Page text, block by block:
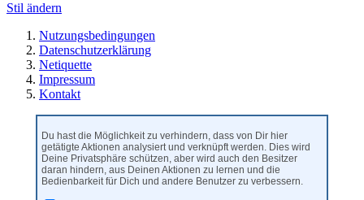
Stil ändern
Nutzungsbedingungen
Datenschutzerklärung
Netiquette
Impressum
Kontakt
Du hast die Möglichkeit zu verhindern, dass von Dir hier
getätigte Aktionen analysiert und verknüpft werden. Dies wird
Deine Privatsphäre schützen, aber wird auch den Besitzer
daran hindern, aus Deinen Aktionen zu lernen und die
Bedienbarkeit für Dich und andere Benutzer zu verbessern.